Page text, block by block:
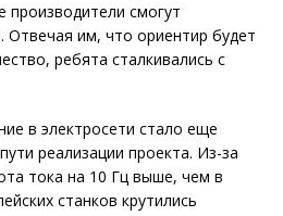
производители смогут
Отвечая им, что ориентир будет
ребята сталкивались с
в электросети стало еще
реализации проекта. Из-за
тока на 10 Гц выше, чем в
станков крутились